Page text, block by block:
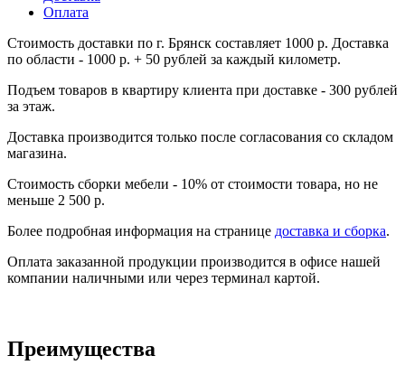
Оплата
Стоимость доставки по г. Брянск составляет 1000 р. Доставка
по области - 1000 р. + 50 рублей за каждый километр.
Подъем товаров в квартиру клиента при доставке - 300 рублей
за этаж.
Доставка производится только после согласования со складом
магазина.
Стоимость сборки мебели - 10% от стоимости товара, но не
меньше 2 500 р.
Более подробная информация на странице доставка и сборка.
Оплата заказанной продукции производится в офисе нашей
компании наличными или через терминал картой.
Преимущества